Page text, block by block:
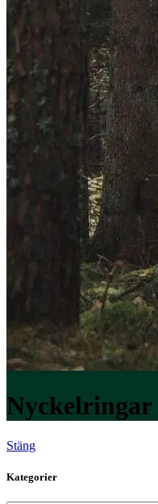
Nyckelringar
Stäng
Kategorier